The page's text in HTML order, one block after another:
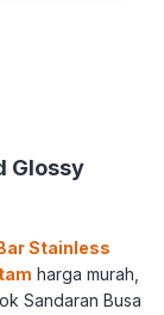
Glossy
Stainless
harga murah,
Sandaran Busa